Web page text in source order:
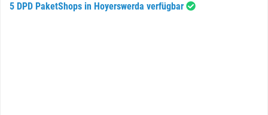
5 DPD PaketShops in Hoyerswerda verfügbar